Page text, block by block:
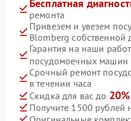
Бесплатная
ремонта
Привезем и увезем
Blomberg собственной
Гарантия на наши
посудомоечных
Срочный ремонт
в течении часа
Скидка для вас до 20%
Получите 1500 рублей